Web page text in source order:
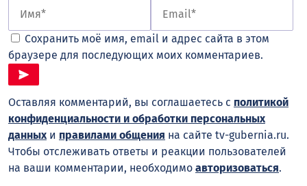
Сохранить моё имя, email и адрес сайта в этом
браузере для последующих моих комментариев.
Оставляя комментарий, вы соглашаетесь с политикой
конфиденциальности и обработки персональных
данныхи правилами общения на сайте tv-gubernia.ru.
Чтобы отслеживать ответы и реакции пользователей
на ваши комментарии, необходимо авторизоваться.